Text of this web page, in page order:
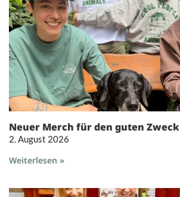
Neuer Merch für den guten Zweck
2. August 2026
Weiterlesen »